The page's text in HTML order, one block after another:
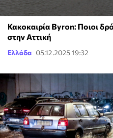
Κακοκαιρία Byron: Ποιοι
στην Αττική
Ελλάδα 05.12.2025 19:32